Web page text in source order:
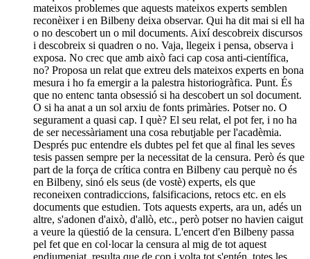
mateixos problemes que aquests mateixos experts semblen
reconèixer i en Bilbeny deixa observar. Qui ha dit mai si ell ha
o no descobert un o mil documents. Així descobreix discursos
i descobreix si quadren o no. Vaja, llegeix i pensa, observa i
exposa. No crec que amb això faci cap cosa anti-científica,
no? Proposa un relat que extreu dels mateixos experts en bona
mesura i ho fa emergir a la palestra historiogràfica. Punt. És
que no entenc tanta obsessió si ha descobert un sol document.
O si ha anat a un sol arxiu de fonts primàries. Potser no. O
segurament a quasi cap. I què? El seu relat, el pot fer, i no ha
de ser necessàriament una cosa rebutjable per l'acadèmia.
Després puc entendre els dubtes pel fet que al final les seves
tesis passen sempre per la necessitat de la censura. Però és que
part de la força de crítica contra en Bilbeny cau perquè no és
en Bilbeny, sinó els seus (de vostè) experts, els que
reconeixen contradiccions, falsificacions, retocs etc. en els
documents que estudien. Tots aquests experts, ara un, adés un
altre, s'adonen d'això, d'allò, etc., però potser no havien caigut
a veure la qüestió de la censura. L'encert d'en Bilbeny passa
pel fet que en col·locar la censura al mig de tot aquest